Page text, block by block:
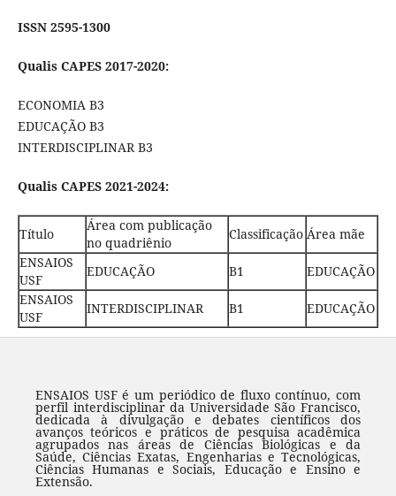
ISSN 2595-1300
Qualis CAPES 2017-2020:
ECONOMIA B3
EDUCAÇÃO B3
INTERDISCIPLINAR B3
Qualis CAPES 2021-2024:
Título
Área com publicação
no quadriênio
Classificação Área mãe
ENSAIOS
USF
EDUCAÇÃO B1
EDUCAÇÃO
ENSAIOS
USF
INTERDISCIPLINAR B1 EDUCAÇÃO
ENSAIOS USF é um periódico de fluxo contínuo, com
perfil interdisciplinar da Universidade São Francisco,
dedicada à divulgação e debates científicos dos
avanços teóricos e práticos de pesquisa acadêmica
agrupados nas áreas de Ciências Biológicas e da
Saúde, Ciências Exatas, Engenharias e Tecnológicas,
Ciências Humanas e Sociais, Educação e Ensino e
Extensão.